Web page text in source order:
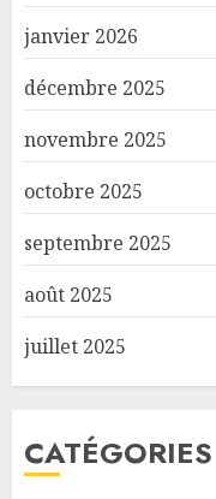
janvier 2026
décembre 2025
novembre 2025
octobre 2025
septembre 2025
août 2025
juillet 2025
CATÉGORIES